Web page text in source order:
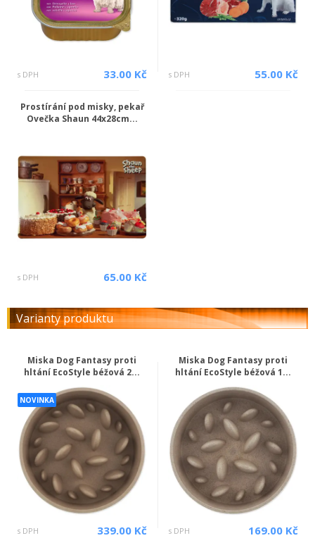
s DPH 33.00 Kč s DPH 55.00 Kč
Prostírání pod misky, pekař
Ovečka Shaun 44x28cm...
s DPH 65.00 Kč
Varianty produktu
Miska Dog Fantasy proti
hltání EcoStyle béžová 2...
NOVINKA
s DPH 339.00 Kč
Miska Dog Fantasy proti
hltání EcoStyle béžová 1...
s DPH 169.00 Kč